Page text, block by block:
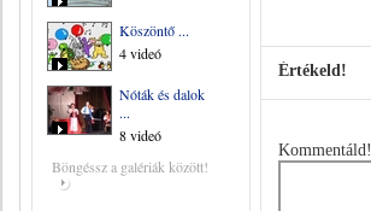
Köszöntő ...
4 videó
Nóták és dalok
...
8 videó
Böngéssz a galériák között!
Értékeld!
Kommentáld!